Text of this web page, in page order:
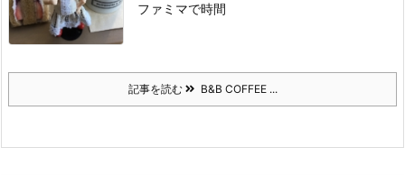
ファミマで時間
記事を読む B&B COFFEE ...